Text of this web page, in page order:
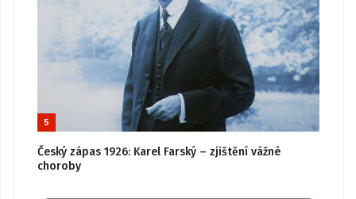
5
Český zápas 1926: Karel Farský – zjištění vážné
choroby